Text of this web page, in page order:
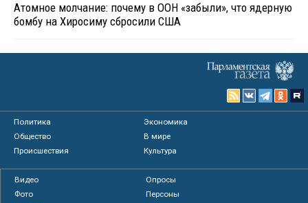
Атомное молчание: почему в ООН «забыли», что ядерную
бомбу на Хиросиму сбросили США
Политика
Экономика
Общество
В мире
Происшествия
Культура
Видео
Опросы
Фото
Персоны